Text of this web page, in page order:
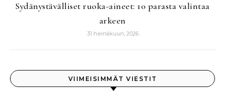
Sydänystävälliset ruoka-aineet: 10 parasta valintaa
arkeen
31 heinäkuun, 2026
VIIMEISIMMÄT VIESTIT